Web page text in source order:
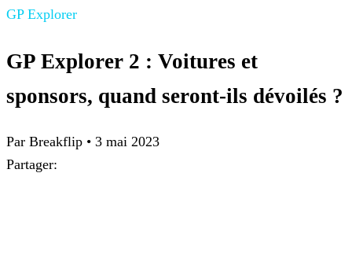
GP Explorer
GP Explorer 2 : Voitures et
sponsors, quand seront-ils dévoilés ?
Par Breakflip • 3 mai 2023
Partager: